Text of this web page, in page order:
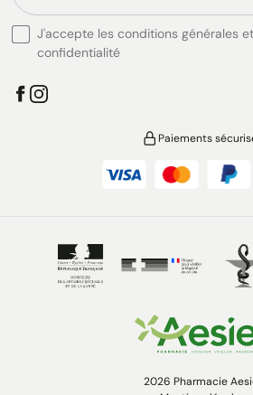
J'accepte les conditions générales
confidentialité
Paiements
2026 Pharmacie